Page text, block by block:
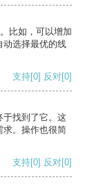
比如，可以增加
动选择最优的线
支持[0] 反对[0]
于找到了它。这
求。操作也很简
支持[0] 反对[0]